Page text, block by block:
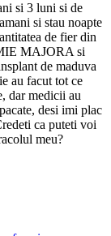
si 3 luni si de
si stau noapte
de fier din
MAJORA si
de maduva
au facut tot ce
dar medicii au
desi imi plac
ca puteti voi
meu?